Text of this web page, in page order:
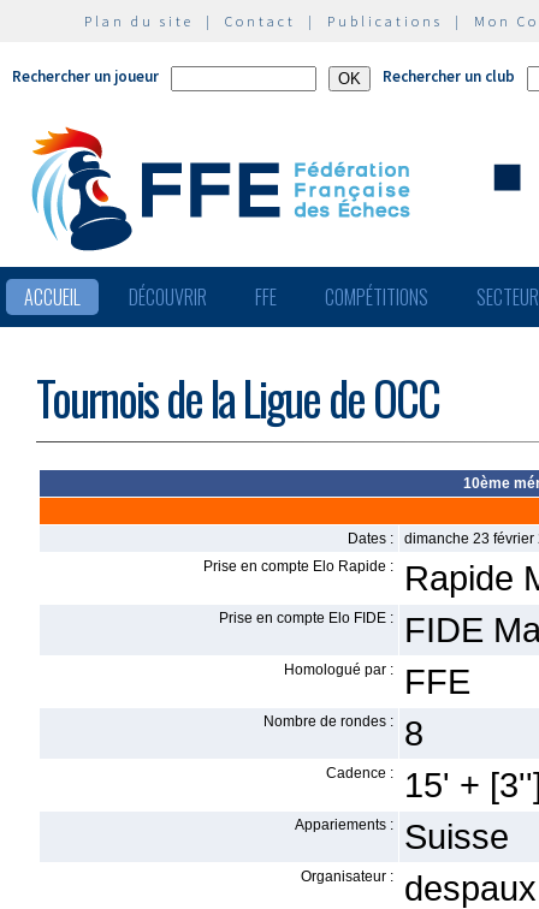
Plan du site | Contact | Publications | Mon
Rechercher un joueur Rechercher un club
ACCUEIL DÉCOUVRIR FFE COMPÉTITIONS
Tournois de la Ligue de OCC
10ème
Dates :
dimanche 23
Prise en compte Elo Rapide :
Rapide
Prise en compte Elo FIDE : FIDE
Homologué par : FFE
Nombre de rondes : 8
Cadence : 15' +
Appariements : Suisse
Organisateur :